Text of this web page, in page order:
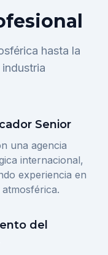
hasta la
Senior
una agencia
internacional,
experiencia en
del